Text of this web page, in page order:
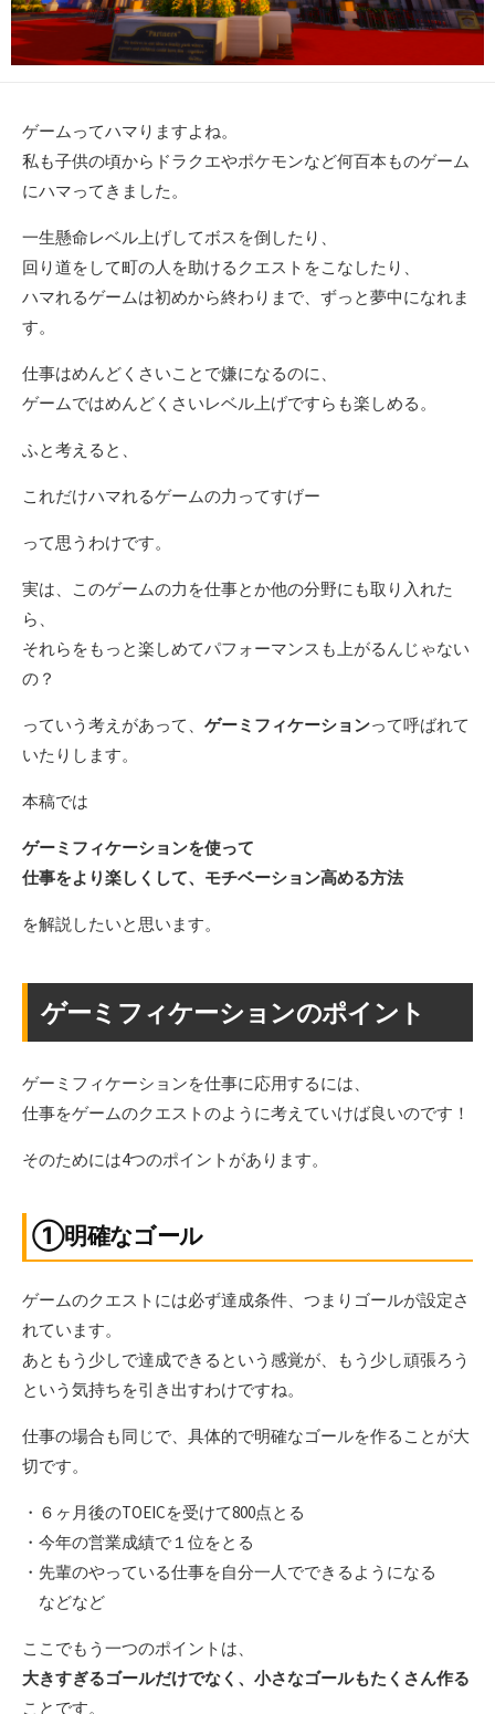
ゲームってハマりますよね。
私も子供の頃からドラクエやポケモンなど何百本ものゲーム
にハマってきました。
一生懸命レベル上げしてボスを倒したり、
回り道をして町の人を助けるクエストをこなしたり、
ハマれるゲームは初めから終わりまで、ずっと夢中になれま
す。
仕事はめんどくさいことで嫌になるのに、
ゲームではめんどくさいレベル上げですらも楽しめる。
ふと考えると、
これだけハマれるゲームの力ってすげー
って思うわけです。
実は、このゲームの力を仕事とか他の分野にも取り入れた
ら、
それらをもっと楽しめてパフォーマンスも上がるんじゃない
の？
っていう考えがあって、 ゲーミフィケーションって呼ばれて
いたりします。
本稿では
ゲーミフィケーションを使って
仕事をより楽しくして、モチベーション高める方法
を解説したいと思います。
ゲーミフィケーションのポイント
ゲーミフィケーションを仕事に応用するには、
仕事をゲームのクエストのように考えていけば良いのです！
そのためには4つのポイントがあります。
①明確なゴール
ゲームのクエストには必ず達成条件、つまりゴールが設定さ
れています。
あともう少しで達成できるという感覚が、もう少し頑張ろう
という気持ちを引き出すわけですね。
仕事の場合も同じで、具体的で明確なゴールを作ることが大
切です。
・６ヶ月後のTOEICを受けて800点とる
・今年の営業成績で１位をとる
・先輩のやっている仕事を自分一人でできるようになる
などなど
ここでもう一つのポイントは、
大きすぎるゴールだけでなく、小さなゴールもたくさん作る
ことです。